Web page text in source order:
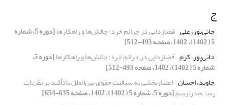
ج
جانی‌پور، علی قضازدایی در جرائم خرد: چالش‌ها و راهکارها [دوره 5، شماره
5 ( 1402)، 1402، صفحه 493-512]
جانی‌پور، کرم قضازدایی در جرائم خرد: چالش‌ها و راهکارها [دوره 5،
شماره 5 ( 1402)، 1402، صفحه 493-512]
جاوید، احسان اعتباربخشی به سیالیت حقوق بین‌الملل با تأکید بر نظریات
پست‌مدرنیسم[دوره 5، شماره 5 ( 1402)، 1402، صفحه 635-654]